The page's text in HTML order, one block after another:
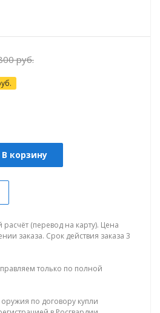
руб.
В корзину
(перевод на карту). Цена
заказа. Срок действия заказа 3
только по полной
по договору купли